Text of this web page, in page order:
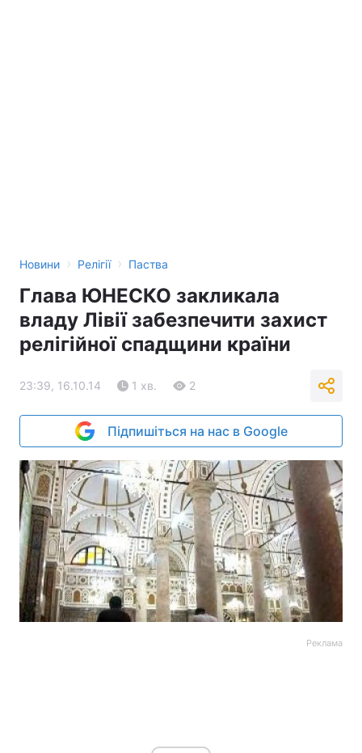
Новини › Релігії › Паства
Глава ЮНЕСКО закликала
владу Лівії забезпечити захист
релігійної спадщини країни
23:39, 16.10.14 1 хв. 2
Підпишіться на нас в Google
Реклама